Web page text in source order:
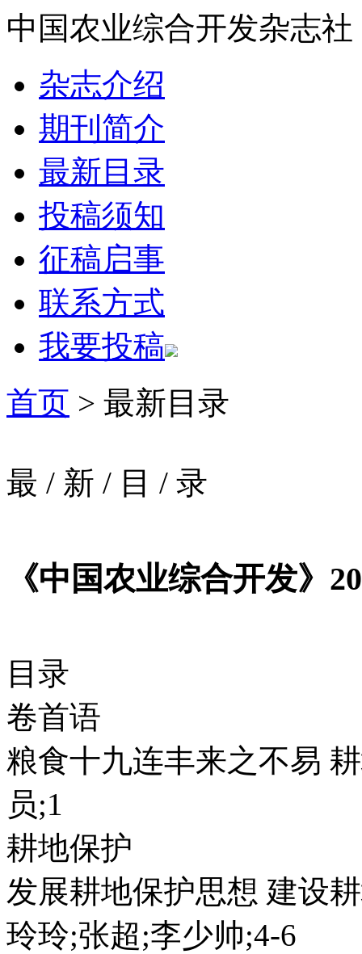
中国农业综合开发杂志社
杂志介绍
期刊简介
最新目录
投稿须知
征稿启事
联系方式
我要投稿
首页 > 最新目录
最 / 新 / 目 / 录
《中国农业综合开发》
目录
卷首语
粮食十九连丰来之不易
员;1
耕地保护
发展耕地保护思想 建设
玲玲;张超;李少帅;4-6